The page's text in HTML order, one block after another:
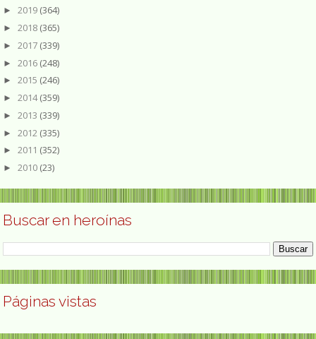
► 2019 (364)
► 2018 (365)
► 2017 (339)
► 2016 (248)
► 2015 (246)
► 2014(359)
► 2013 (339)
► 2012 (335)
► 2011 (352)
► 2010 (23)
Buscar en heroínas
Páginas vistas